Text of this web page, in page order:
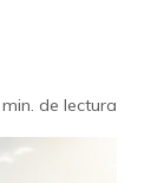
de lectura